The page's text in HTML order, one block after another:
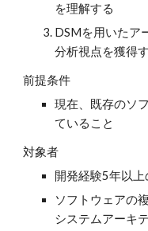
を理解する
DSMを用いたア
分析視点を獲得
前提条件
現在、既存のソ
ていること
対象者
開発経験5年以
ソフトウェアの
システムアーキ